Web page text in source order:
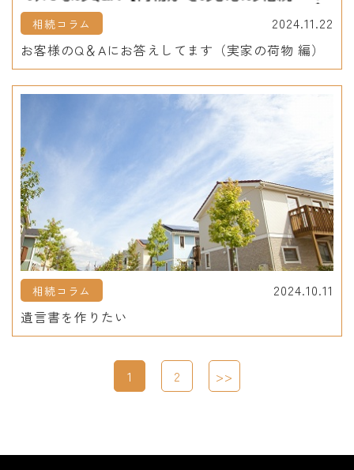
相続コラム
2024.11.22
お客様のQ＆Aにお答えしてます（実家の荷物 編）
相続コラム
2024.10.11
遺言書を作りたい
1 2 >>